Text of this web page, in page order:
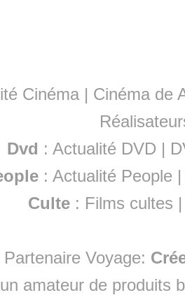
Cinéma | Cinéma de
Dvd : Actualité DVD |
:Actualité People
Culte : Films cultes
Partenaire Voyage:
amateur de produits